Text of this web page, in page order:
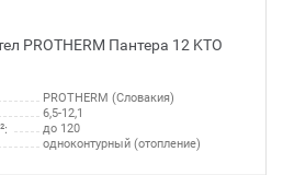
PROTHERM Пантера 12 KTO
PROTHERM (Словакия)
6,5-12,1
до 120
одноконтурный (отопление)